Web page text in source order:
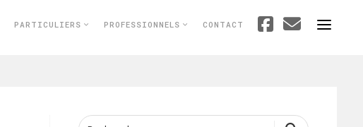
PARTICULIERS PROFESSIONNELS CONTACT